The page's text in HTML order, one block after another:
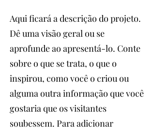
Aqui ficará a descrição do projeto.
Dê uma visão geral ou se
aprofunde ao apresentá-lo. Conte
sobre o que se trata, o que o
inspirou, como você o criou ou
alguma outra informação que você
gostaria que os visitantes
soubessem. Para adicionar